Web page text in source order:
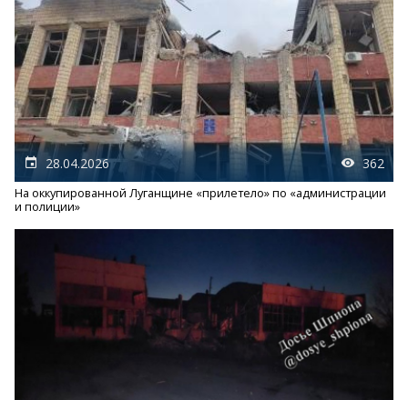
28.04.2026 362
На оккупированной Луганщине «прилетело» по «администрации
и полиции»